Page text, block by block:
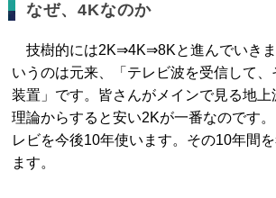
なぜ、4Kなのか
技樹的には2K⇒4K⇒8Kと進んでいきま
いうのは元来、「テレビ波を受信して
装置」です。皆さんがメインで見る地
理論からすると安い2Kが一番なのです
レビを今後10年使います。その10年間
ます。